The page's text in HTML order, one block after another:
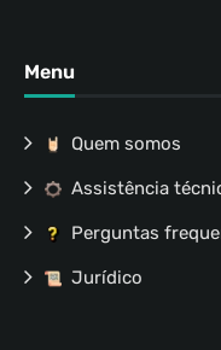
Menu
Quem somos
Assistência
Perguntas
Jurídico